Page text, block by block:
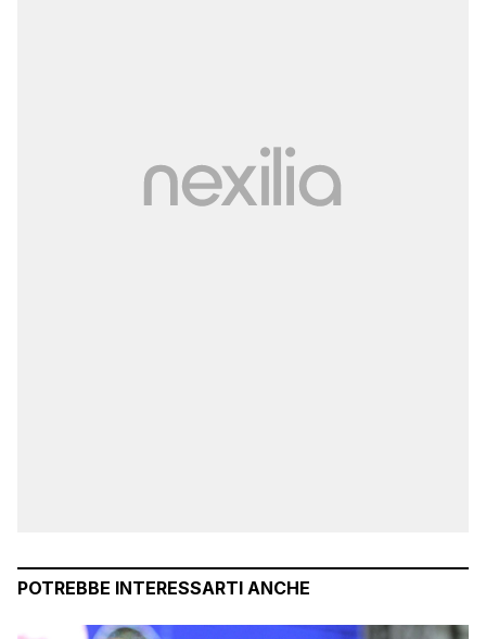
POTREBBE INTERESSARTI ANCHE